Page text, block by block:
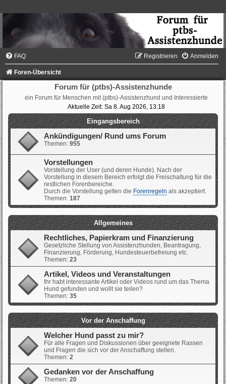
FAQ Anmelden
Registrieren
Foren-Übersicht
Forum für (ptbs)-Assistenzhunde
ein Forum für Menschen mit (ptbs)-Assistenzhund und Interessierte
Aktuelle Zeit: Sa 8. Aug 2026, 13:18
Eingangsbereich
Ankündigungen/ Rund ums Forum
Themen: 955
Vorstellungen
Vorstellung der User (und deren Hunde). Nach der
Vorstellung in diesem Bereich erfolgt die Freischaltung für die
restlichen Forenbereiche.
Durch die Vorstellung gelten die Forenregeln als akzeptiert.
Themen: 187
Allgemeines
Rechtliches, Papierkram und Finanzierung
Gesetzliche Stellung von Assistenzhunden, Beantragung,
Finanzierung, Förderung, Hundesteuerbefreiung etc.
Themen: 23
Artikel, Videos und Veranstaltungen
Ihr habt interessante Artikel oder Videos rund um das Thema
Hund gefunden und wollt sie teilen?
Themen: 35
Vor der Anschaffung
Welcher Hund passt zu mir?
Für alle Fragen und Diskussionen über geeignete Rassen
und Fragen die sich vor der Anschaffung stellen.
Themen: 2
Gedanken vor der Anschaffung
Themen: 20